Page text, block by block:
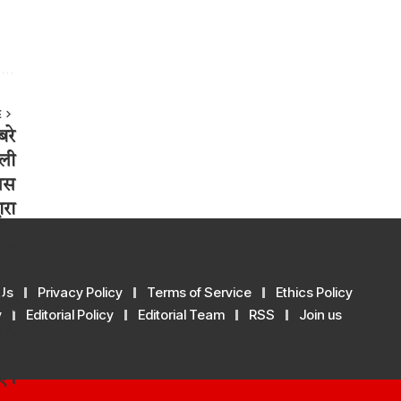
Privacy Policy Terms of Service
Ethics Policy
Editorial Policy Editorial Team RSS Join us